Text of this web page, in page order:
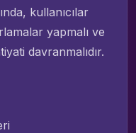
kullanıcılar
yapmalı ve
davranmalıdır.